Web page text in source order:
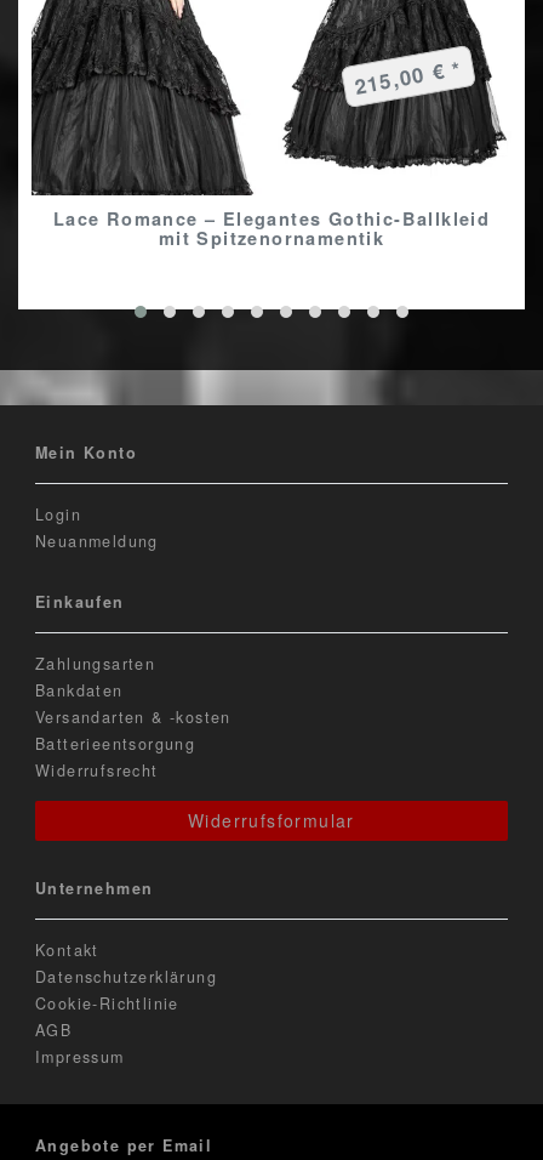
Lace Romance – Elegantes Gothic-Ballkleid
mit Spitzenornamentik
215,00 € *
Mein Konto
Login
Neuanmeldung
Einkaufen
Zahlungsarten
Bankdaten
Versandarten & -kosten
Batterieentsorgung
Widerrufsrecht
Widerrufsformular
Unternehmen
Kontakt
Datenschutzerklärung
Cookie-Richtlinie
AGB
Impressum
Angebote per Email